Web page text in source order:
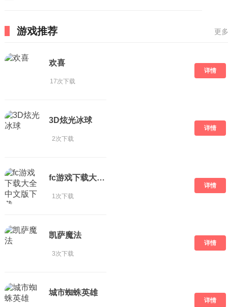
游戏推荐 更
欢喜
17次下载
详情
3D炫光冰球
2次下载
详情
fc游戏下载大全中文版下载
1次下载
详情
凯萨魔法
3次下载
详情
城市蜘蛛英雄
详情